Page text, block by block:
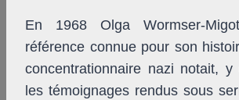
En 1968 Olga Wormser-
référence connue pour son
concentrationnaire nazi notait, y
les témoignages rendus sous